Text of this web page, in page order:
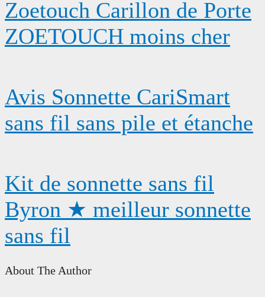
Zoetouch Carillon de Porte
ZOETOUCH moins cher
Avis Sonnette CariSmart
sans fil sans pile et étanche
Kit de sonnette sans fil
Byron ★ meilleur sonnette
sans fil
About The Author